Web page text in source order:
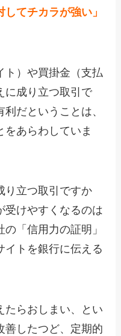
てチカラが強い」
ト）や買掛金（支払
に成り立つ取引で
だということは、
をあらわしていま
り立つ取引ですか
受けやすくなるのは
「信用力の証明」
イトを銀行に伝える
たらおしまい、とい
善したつど、定期的